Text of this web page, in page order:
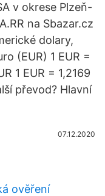
v okrese Plzeň-
na Sbazar.cz
dolary,
(EUR) 1 EUR =
1 EUR = 1,2169
převod? Hlavní
07.12.2020
ověření